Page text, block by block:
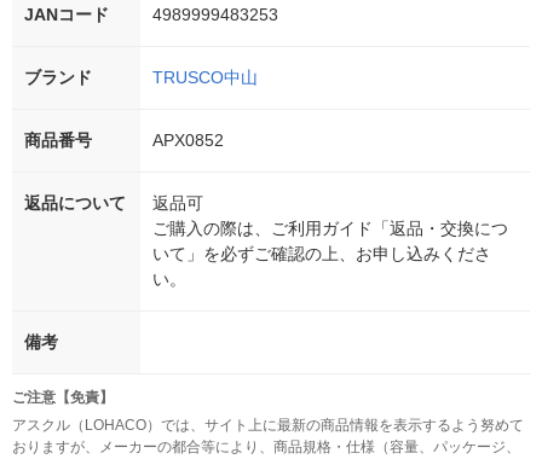
JANコード 4989999483253
ブランド TRUSCO中山
商品番号 APX0852
返品について
返品可
ご購入の際は、ご利用ガイド「返品・交換につ
いて」を必ずご確認の上、お申し込みくださ
い。
備考
ご注意【免責】
アスクル（LOHACO）では、サイト上に最新の商品情報を表示するよう努めて
おりますが、メーカーの都合等により、商品規格・仕様（容量、パッケージ、